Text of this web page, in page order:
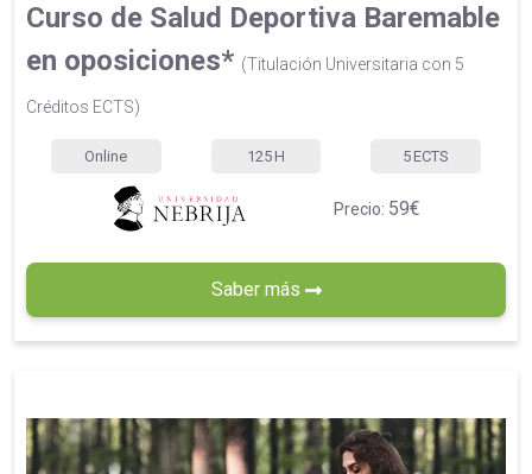
Curso de Salud Deportiva Baremable
en oposiciones* (Titulación Universitaria con 5
Créditos ECTS)
Online 125 H 5 ECTS
Precio: 59€
Saber más